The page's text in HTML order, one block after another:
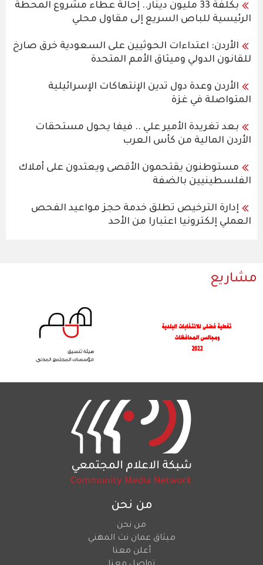
بكلفة 33 مليون دينار.. إحالة عطاء مشروع المحطة
الرئيسية للباص السريع إلى مقاول محلي
الأردن: اعتداءات الحوثيين على السعودية خرق صارخ
للقانون الدولي وميثاق الأمم المتحدة
الأردن وعدة دول تدين الإنتهاكات الإسرائيلية
المتواصلة في غزة
بعد تغريدة الأمير علي .. فيفا يحول مستحقات
الأردن المالية من كأس العرب
مستوطنون يقتحمون الأقصى ويعتدون على أملاك
الفلسطينيين بالضفة
إدارة الترخيص تطلق خدمة حجز مواعيد الفحص
العملي إلكترونيا اعتبارا من الأحد
مشاريع
من نحن
من نحن
ميثاق عمان نت المهني
أعلن معنا